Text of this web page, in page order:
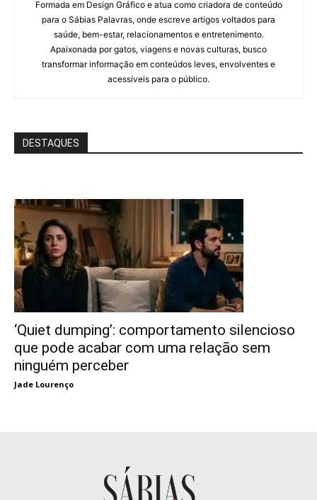
Formada em Design Gráfico e atua como criadora de conteúdo
para o Sábias Palavras, onde escreve artigos voltados para
saúde, bem-estar, relacionamentos e entretenimento.
Apaixonada por gatos, viagens e novas culturas, busco
transformar informação em conteúdos leves, envolventes e
acessíveis para o público.
DESTAQUES
‘Quiet dumping’: comportamento silencioso
que pode acabar com uma relação sem
ninguém perceber
Jade Lourenço